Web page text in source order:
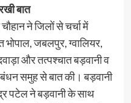
बात
ने जिलों से चर्चा में
जबलपुर, ग्वालियर,
और तत्पश्चात बड़वानी व
समुह से बात की। बड़वानी
पटेल ने बड़वानी के साथ